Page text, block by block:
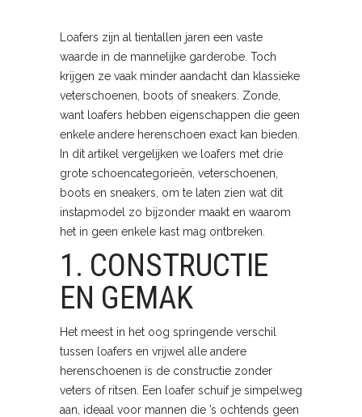
Loafers zijn al tientallen jaren een vaste
waarde in de mannelijke garderobe. Toch
krijgen ze vaak minder aandacht dan klassieke
veterschoenen, boots of sneakers. Zonde,
want loafers hebben eigenschappen die geen
enkele andere herenschoen exact kan bieden.
In dit artikel vergelijken we loafers met drie
grote schoencategorieën, veterschoenen,
boots en sneakers, om te laten zien wat dit
instap­model zo bijzonder maakt en waarom
het in geen enkele kast mag ontbreken.
1. CONSTRUCTIE
EN GEMAK
Het meest in het oog springende verschil
tussen loafers en vrijwel alle andere
herenschoenen is de constructie zonder
veters of ritsen. Een loafer schuif je simpelweg
aan, ideaal voor mannen die ’s ochtends geen